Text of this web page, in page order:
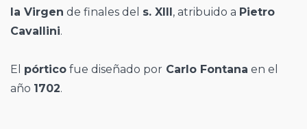
la Virgen de finales del s. XIII, atribuido a Pietro
Cavallini.
El pórtico fue diseñado por Carlo Fontana en el
año 1702.